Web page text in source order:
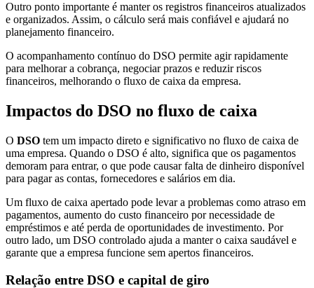
Outro ponto importante é manter os registros financeiros atualizados
e organizados. Assim, o cálculo será mais confiável e ajudará no
planejamento financeiro.
O acompanhamento contínuo do DSO permite agir rapidamente
para melhorar a cobrança, negociar prazos e reduzir riscos
financeiros, melhorando o fluxo de caixa da empresa.
Impactos do DSO no fluxo de caixa
O DSO tem um impacto direto e significativo no fluxo de caixa de
uma empresa. Quando o DSO é alto, significa que os pagamentos
demoram para entrar, o que pode causar falta de dinheiro disponível
para pagar as contas, fornecedores e salários em dia.
Um fluxo de caixa apertado pode levar a problemas como atraso em
pagamentos, aumento do custo financeiro por necessidade de
empréstimos e até perda de oportunidades de investimento. Por
outro lado, um DSO controlado ajuda a manter o caixa saudável e
garante que a empresa funcione sem apertos financeiros.
Relação entre DSO e capital de giro